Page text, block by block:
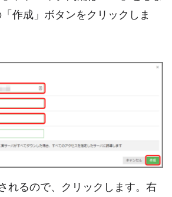
作成」ボタンをクリックしま
れるので、クリックします。右